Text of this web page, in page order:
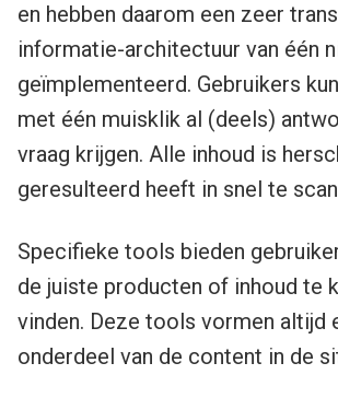
en hebben daarom een zeer
informatie-architectuur van één
geïmplementeerd. Gebruikers
met één muisklik al (deels)
vraag krijgen. Alle inhoud is
geresulteerd heeft in snel te
Specifieke tools bieden
de juiste producten of inhoud te
vinden. Deze tools vormen altijd
onderdeel van de content in de